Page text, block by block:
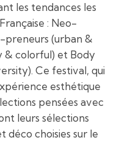
les tendances les
: Neo-
preneurs (urban &
& colorful) et Body
Ce festival, qui
esthétique
pensées avec
leurs sélections
choisies sur le